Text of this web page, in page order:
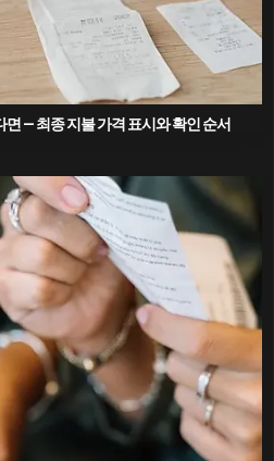
— 최종 지불 가격 표시와 확인 순서